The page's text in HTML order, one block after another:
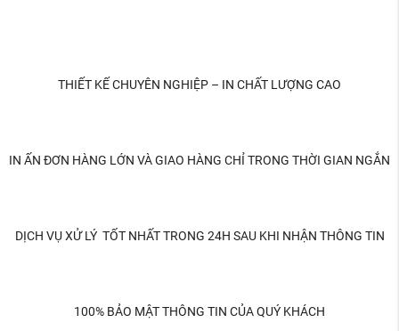
THIẾT KẾ CHUYÊN NGHIỆP – IN CHẤT LƯỢNG CAO
IN ẤN ĐƠN HÀNG LỚN VÀ GIAO HÀNG CHỈ TRONG THỜI GIAN NGẮN
DỊCH VỤ XỬ LÝ TỐT NHẤT TRONG 24H SAU KHI NHẬN THÔNG TIN
100% BẢO MẬT THÔNG TIN CỦA QUÝ KHÁCH